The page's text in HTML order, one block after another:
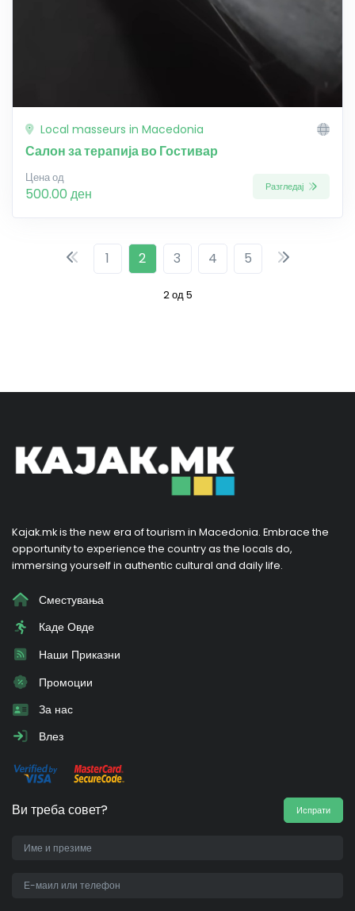
Local masseurs in Macedonia
Салон за терапија во Гостивар
Цена од
500.00 ден Разгледај
1 2 3 4 5
2 од 5
Kajak.mk is the new era of tourism in Macedonia. Embrace the
opportunity to experience the country as the locals do,
immersing yourself in authentic cultural and daily life.
Сместувања
Каде Овде
Наши Приказни
Промоции
За нас
Влез
Ви треба совет? Испрати